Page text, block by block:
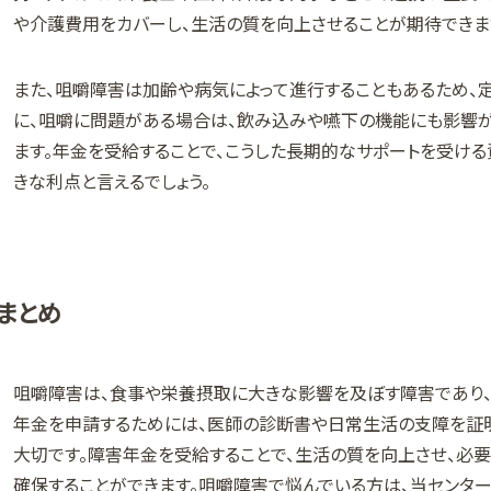
や介護費用をカバーし、生活の質を向上させることが期待できま
また、咀嚼障害は加齢や病気によって進行することもあるため
に、咀嚼に問題がある場合は、飲み込みや嚥下の機能にも影
ます。年金を受給することで、こうした長期的なサポートを受
きな利点と言えるでしょう。
とめ
咀嚼障害は、食事や栄養摂取に大きな影響を及ぼす障害であり
年金を申請するためには、医師の診断書や日常生活の支障を証
大切です。障害年金を受給することで、生活の質を向上させ、
確保することができます。咀嚼障害で悩んでいる方は、当センタ